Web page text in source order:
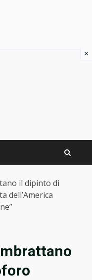
il dipinto di
dell’America
×